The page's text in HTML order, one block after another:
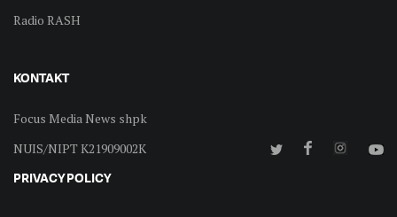
Radio RASH
KONTAKT
Focus Media News shpk
NUIS/NIPT K21909002K
PRIVACY POLICY